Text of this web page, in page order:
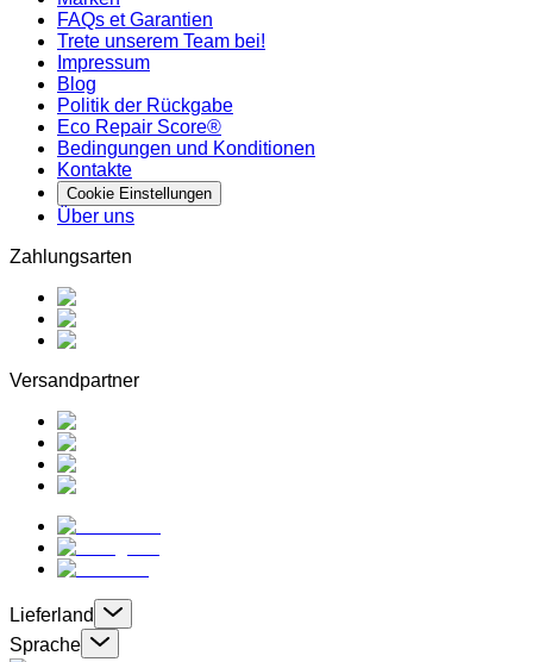
FAQs et Garantien
Trete unserem Team bei!
Impressum
Blog
Politik der Rückgabe
Eco Repair Score®
Bedingungen und Konditionen
Kontakte
Cookie Einstellungen
Über uns
Zahlungsarten
Versandpartner
Lieferland
Sprache